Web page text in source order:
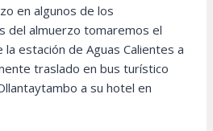
en algunos de los
del almuerzo tomaremos el
estación de Aguas Calientes a
traslado en bus turístico
a su hotel en